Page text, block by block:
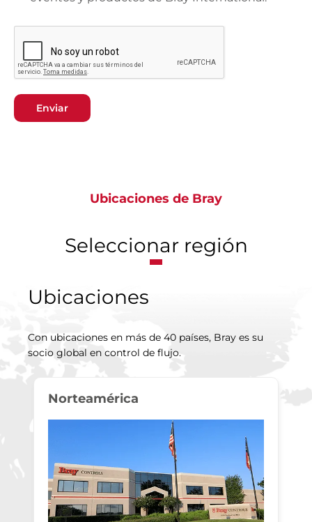
Enviar
Ubicaciones de Bray
Seleccionar región
Ubicaciones
Con ubicaciones en más de 40 países, Bray es su
socio global en control de flujo.
Norteamérica